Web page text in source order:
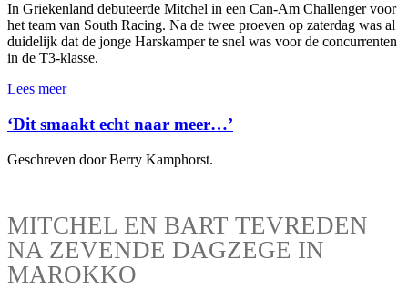
In Griekenland debuteerde Mitchel in een Can-Am Challenger voor
het team van South Racing. Na de twee proeven op zaterdag was al
duidelijk dat de jonge Harskamper te snel was voor de concurrenten
in de T3-klasse.
Lees meer
‘Dit smaakt echt naar meer…’
Geschreven door Berry Kamphorst.
MITCHEL EN BART TEVREDEN
NA ZEVENDE DAGZEGE IN
MAROKKO